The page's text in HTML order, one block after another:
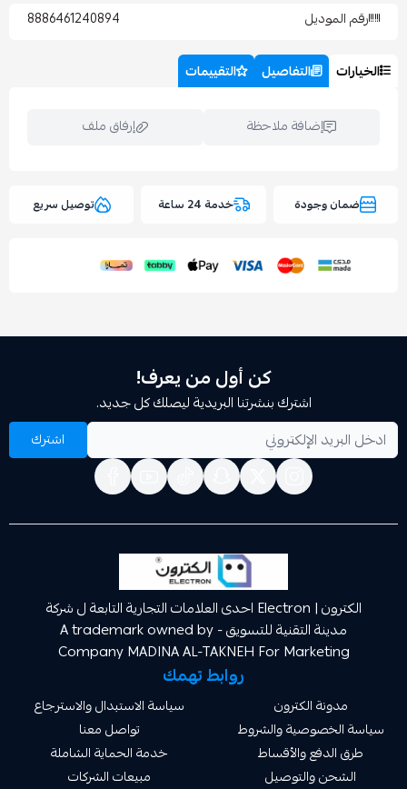
8886461240894
التفاصيل التقييمات
إضافة ملاحظة
خدمة 24 ساعة توصيل سريع
كن أول من يعرف!
اشترك بنشرتنا البريدية ليصلك كل جديد.
الكترون | Electron احدى العلامات التجارية التابعة ل شركة
مدينة التقنية للتسويق A trademark owned by -
Company MADINA AL-TAKNEH For
روابط تهمك
والشروط
والأقساط
والتوصيل
سياسة الاستبدال والاسترجاع
خدمة الحماية الشاملة
مبيعات الشركات